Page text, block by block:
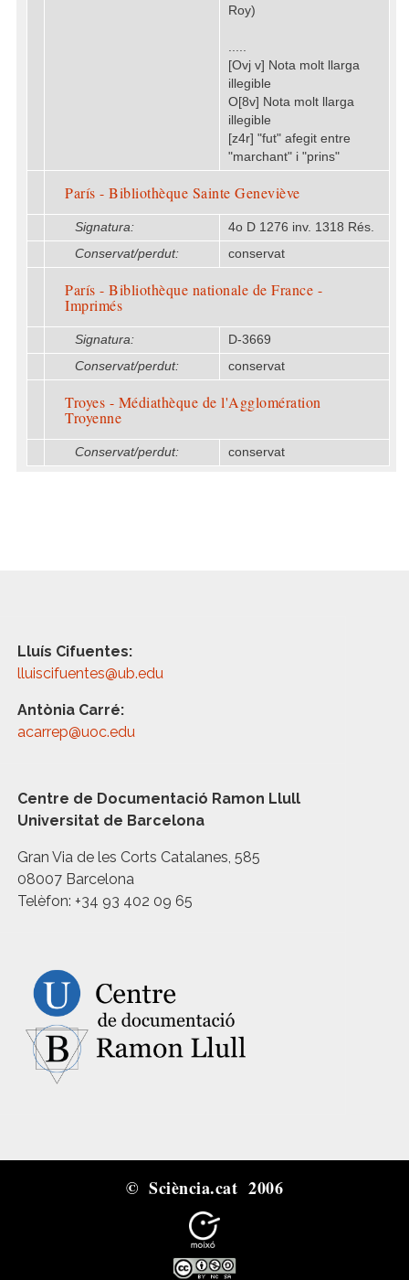
Roy)
.....
[Ovj v] Nota molt llarga
illegible
O[8v] Nota molt llarga
illegible
[z4r] "fut" afegit entre
"marchant" i "prins"
París - Bibliothèque Sainte Geneviève
Signatura:
4o D 1276 inv. 1318 Rés.
Conservat/perdut:
conservat
París - Bibliothèque nationale de France -
Imprimés
Signatura:
D-3669
Conservat/perdut:
conservat
Troyes - Médiathèque de l'Agglomération
Troyenne
Conservat/perdut: conservat
Lluís Cifuentes:
lluiscifuentes@ub.edu
Antònia Carré:
acarrep@uoc.edu
Centre de Documentació Ramon Llull
Universitat de Barcelona
Gran Via de les Corts Catalanes, 585
08007 Barcelona
Telèfon: +34 93 402 09 65
© Sciència.cat 2006